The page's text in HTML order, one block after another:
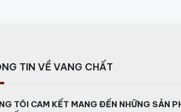
TIN VỀ VANG CHẤT
TÔI CAM KẾT MANG ĐẾN NHỮNG SẢN